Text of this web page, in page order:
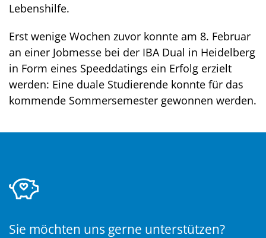
Lebenshilfe.
Erst wenige Wochen zuvor konnte am 8. Februar
an einer Jobmesse bei der IBA Dual in Heidelberg
in Form eines Speeddatings ein Erfolg erzielt
werden: Eine duale Studierende konnte für das
kommende Sommersemester gewonnen werden.
Sie möchten uns gerne unterstützen?